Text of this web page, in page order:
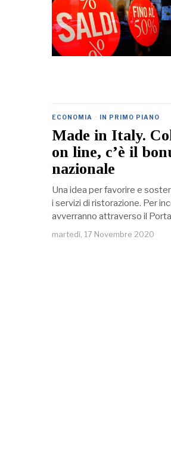
ECONOMIA · IN PRIMO PIANO
Made in Italy.
on line, c’è il
nazionale
Una idea per favorire e
i servizi di ristorazione. Per
avverranno attraverso il
martedì, 17 Novembre 2020